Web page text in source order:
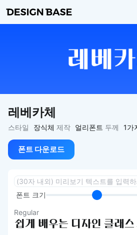
레베카체
스타일 장식체 제작 얼리폰트 두께 1가
폰트 다운로드
폰트 크기
Regular
쉽게 배우는 디자인 클래